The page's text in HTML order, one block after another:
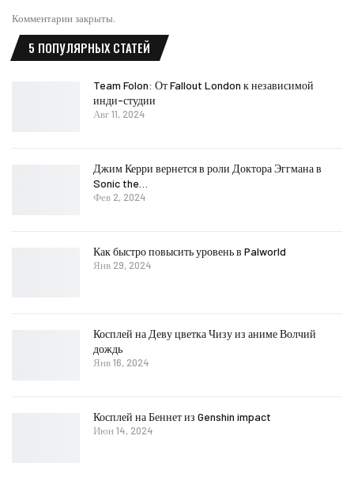
Комментарии закрыты.
5 ПОПУЛЯРНЫХ СТАТЕЙ
Team Folon: От Fallout London к независимой
инди-студии
Авг 11, 2024
Джим Керри вернется в роли Доктора Эггмана в
Sonic the…
Фев 2, 2024
Как быстро повысить уровень в Palworld
Янв 29, 2024
Косплей на Деву цветка Чизу из аниме Волчий
дождь
Янв 16, 2024
Косплей на Беннет из Genshin impact
Июн 14, 2024